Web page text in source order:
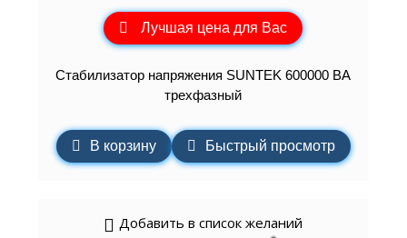
Лучшая цена для Вас
Стабилизатор напряжения SUNTEK 600000 ВА
трехфазный
В корзину Быстрый просмотр
Добавить в список желаний